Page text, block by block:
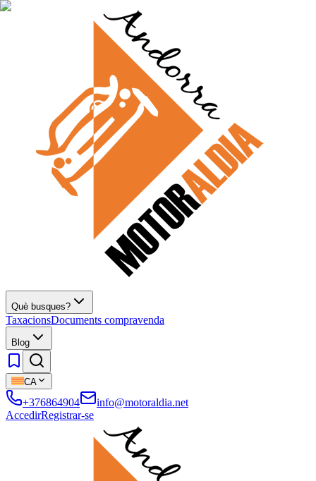
Què busques?
TaxacionsDocuments compravenda
Blog
CA
+376864904
info@motoraldia.net
AccedirRegistrar-se